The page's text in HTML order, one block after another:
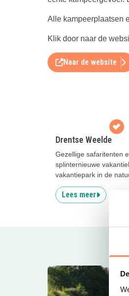
Alle kampeerplaatsen
Klik door naar de
Naar de website
Drentse Weelde
Gezellige safaritenten
splinternieuwe
vakantiepark in de
Lees meer